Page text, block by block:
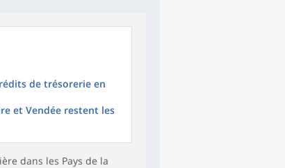
de trésorerie en
et Vendée restent les
dans les Pays de la